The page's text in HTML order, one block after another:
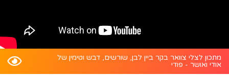
מתכון לצלי צוואר בקר ביין לבן, שורשים, דבש וטימין של
אודי ואושר - פודי